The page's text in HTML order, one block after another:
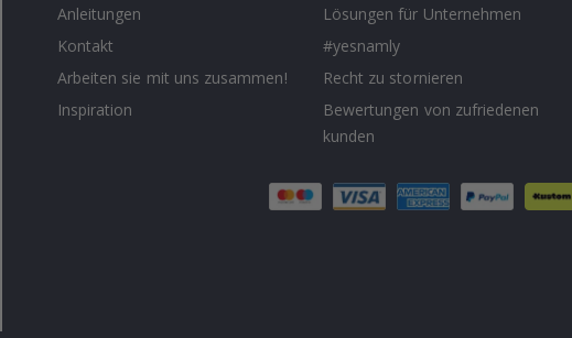
Anleitungen
Kontakt
Arbeiten sie mit uns zusammen!
Inspiration
Lösungen für Unternehmen
#yesnamly
Recht zu stornieren
Bewertungen von zufriedenen
kunden